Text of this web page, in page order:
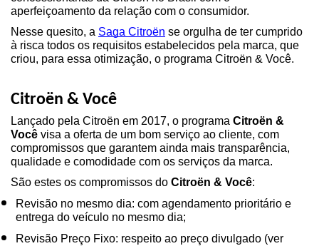
aperfeiçoamento da relação com o consumidor.
Nesse quesito, a Saga Citroën se orgulha de ter cumprido
à risca todos os requisitos estabelecidos pela marca, que
criou, para essa otimização, o programa Citroën & Você.
Citroën & Você
Lançado pela Citroën em 2017, o programa Citroën &
Você visa a oferta de um bom serviço ao cliente, com
compromissos que garantem ainda mais transparência,
qualidade e comodidade com os serviços da marca.
São estes os compromissos do Citroën & Você:
Revisão no mesmo dia: com agendamento prioritário e
entrega do veículo no mesmo dia;
Revisão Preço Fixo: respeito ao preço divulgado (ver